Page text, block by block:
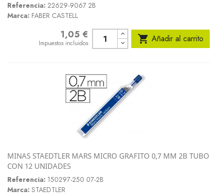
Referencia: 22629-9067 2B
Marca: FABER CASTELL
1,05 €
Impuestos incluidos  Añadir al carrito
MINAS STAEDTLER MARS MICRO GRAFITO 0,7 MM 2B TUBO
CON 12 UNIDADES
Referencia: 150297-250 07-2B
Marca: STAEDTLER